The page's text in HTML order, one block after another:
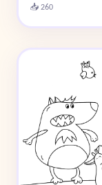
📥 260